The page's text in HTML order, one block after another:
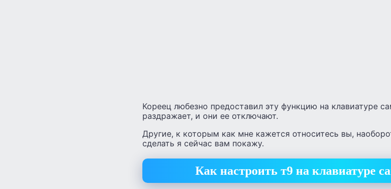
Кореец любезно предоставил эту функцию на клавиатуре
раздражает, и они ее отключают.
Другие, к которым как мне кажется относитесь вы,
сделать я сейчас вам покажу.
Как настроить т9 на клавиатуре